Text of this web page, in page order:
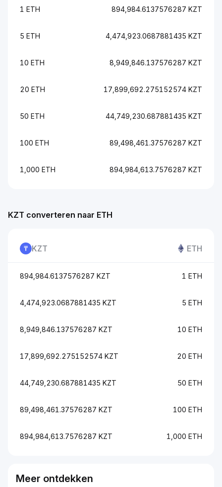
1 ETH 894,984.6137576287 KZT
5 ETH 4,474,923.0687881435 KZT
10 ETH 8,949,846.137576287 KZT
20 ETH 17,899,692.275152574 KZT
50 ETH 44,749,230.687881435 KZT
100 ETH 89,498,461.37576287 KZT
1,000 ETH 894,984,613.7576287 KZT
KZT converteren naar ETH
KZT ETH
894,984.6137576287 KZT 1 ETH
4,474,923.0687881435 KZT 5 ETH
8,949,846.137576287 KZT 10 ETH
17,899,692.275152574 KZT 20 ETH
44,749,230.687881435 KZT 50 ETH
89,498,461.37576287 KZT 100 ETH
894,984,613.7576287 KZT 1,000 ETH
Meer ontdekken